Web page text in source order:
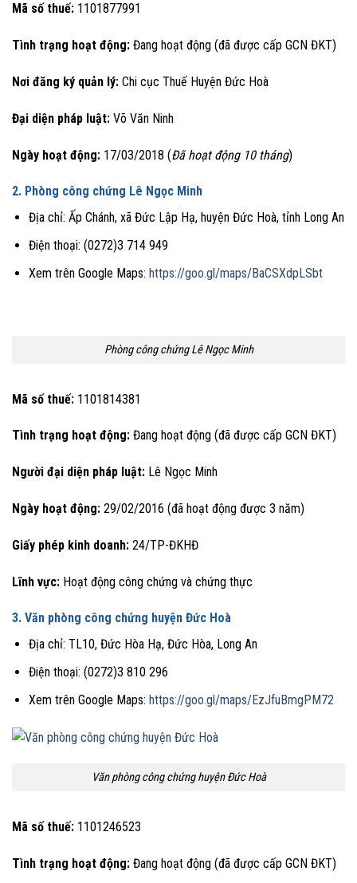
Mã số thuế: 1101877991
Tình trạng hoạt động: Đang hoạt động (đã được cấp GCN ĐKT)
Nơi đăng ký quản lý: Chi cục Thuế Huyện Đức Hoà
Đại diện pháp luật: Võ Văn Ninh
Ngày hoạt động: 17/03/2018 (Đã hoạt động 10 tháng)
2. Phòng công chứng Lê Ngọc Minh
Địa chỉ: Ấp Chánh, xã Đức Lập Hạ, huyện Đức Hoà, tỉnh Long An
Điện thoại: (0272)3 714 949
Xem trên Google Maps: https://goo.gl/maps/BaCSXdpLSbt
Phòng công chứng Lê Ngọc Minh
Mã số thuế: 1101814381
Tình trạng hoạt động: Đang hoạt động (đã được cấp GCN ĐKT)
Người đại diện pháp luật: Lê Ngọc Minh
Ngày hoạt động: 29/02/2016 (đã hoạt động được 3 năm)
Giấy phép kinh doanh: 24/TP-ĐKHĐ
Lĩnh vực: Hoạt động công chứng và chứng thực
3. Văn phòng công chứng huyện Đức Hoà
Địa chỉ: TL10, Đức Hòa Hạ, Đức Hòa, Long An
Điện thoại: (0272)3 810 296
Xem trên Google Maps: https://goo.gl/maps/EzJfuBmgPM72
Văn phòng công chứng huyện Đức Hoà
Mã số thuế: 1101246523
Tình trạng hoạt động: Đang hoạt động (đã được cấp GCN ĐKT)